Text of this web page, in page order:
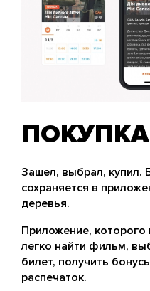
Зашел, выбрал, купил.
сохраняется в
деревья.
Приложение,
легко найти фильм,
билет, получить
распечаток.